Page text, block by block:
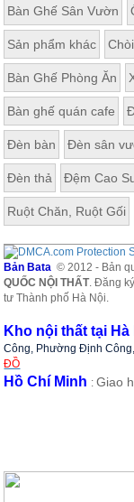
Bàn Ghế Sân Vườn
Sản phẩm khác
Bàn Ghế Phòng Ăn
Bàn ghế quán cafe
Đèn bàn Đèn sân
Đèn thả Đệm Cao
Ruột Chăn, Ruột Gối
Bản Bata © 2012 - Bản
QUỐC NỘI THẤT. Đăng
tư Thành phố Hà Nội.
Kho nội thất tại Hà
Công, Phường Định
ĐỒ
Hồ Chí Minh :Giao